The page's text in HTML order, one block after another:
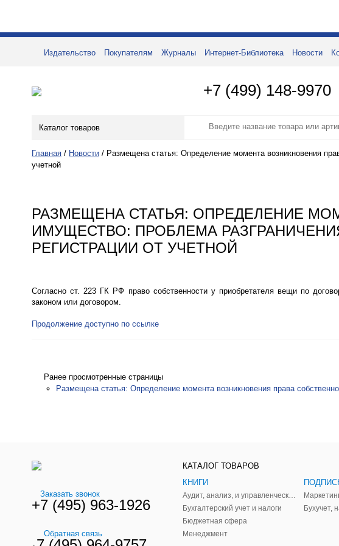
Издательство Покупателям Журналы Интернет-Библиотека Новости
+7 (499) 148-9970
Каталог товаров
Главная / Новости / Размещена статья: Определение момента возникновения
учетной
РАЗМЕЩЕНА СТАТЬЯ: ОПРЕДЕЛЕНИЕ
ИМУЩЕСТВО: ПРОБЛЕМА
РЕГИСТРАЦИИ ОТ УЧЕТНОЙ
Согласно ст. 223 ГК РФ право собственности у приобретателя вещи по
законом или договором.
Продолжение доступно по ссылке
Ранее просмотренные страницы
Размещена статья: Определение момента возникновения права
Заказать звонок
+7 (495) 963-1926
Обратная связь
КАТАЛОГ ТОВАРОВ
КНИГИ
Аудит, анализ, и управленческий учет
Бухгалтерский учет и налоги
Бюджетная сфера
Менеджмент
Бухучет,